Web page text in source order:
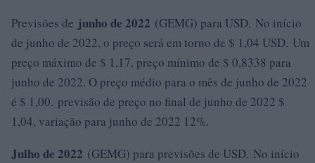
Previsões de junho de 2022 (GEMG) para USD. No início
de junho de 2022, o preço será em torno de $ 1,04 USD. Um
preço máximo de $ 1,17, preço mínimo de $ 0,8338 para
junho de 2022. O preço médio para o mês de junho de 2022
é $ 1,00. previsão de preço no final de junho de 2022 $
1,04, variação para junho de 2022 12%.
Julho de 2022 (GEMG) para previsões de USD. No início